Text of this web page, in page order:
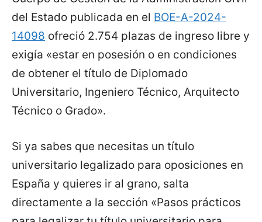
del Estado publicada en el BOE-A-2024-
14098 ofreció 2.754 plazas de ingreso libre y
exigía «estar en posesión o en condiciones
de obtener el título de Diplomado
Universitario, Ingeniero Técnico, Arquitecto
Técnico o Grado».
Si ya sabes que necesitas un título
universitario legalizado para oposiciones en
España y quieres ir al grano, salta
directamente a la sección «Pasos prácticos